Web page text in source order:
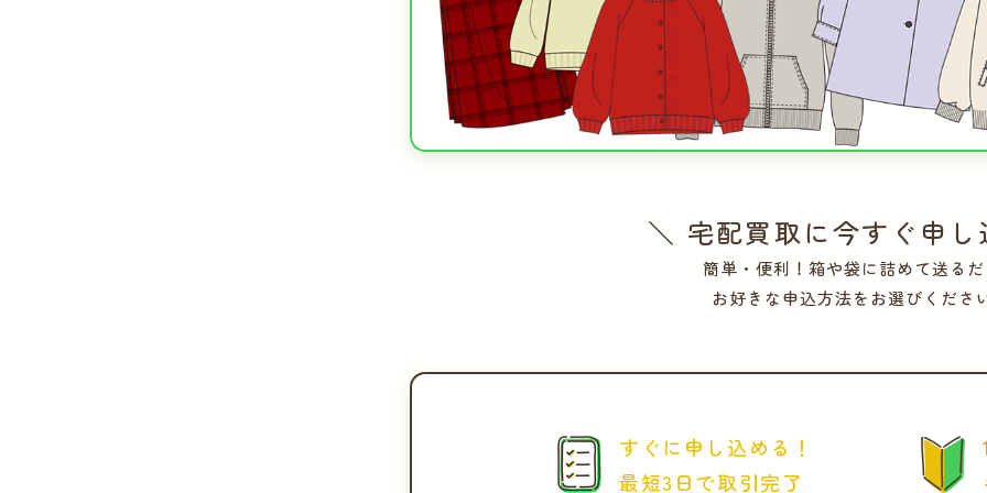
＼ 宅配買取に今すぐ申
簡単・便利！箱や袋に詰めて送る
お好きな申込方法をお選びくださ
すぐに申し込める！
最短3日で取引完了